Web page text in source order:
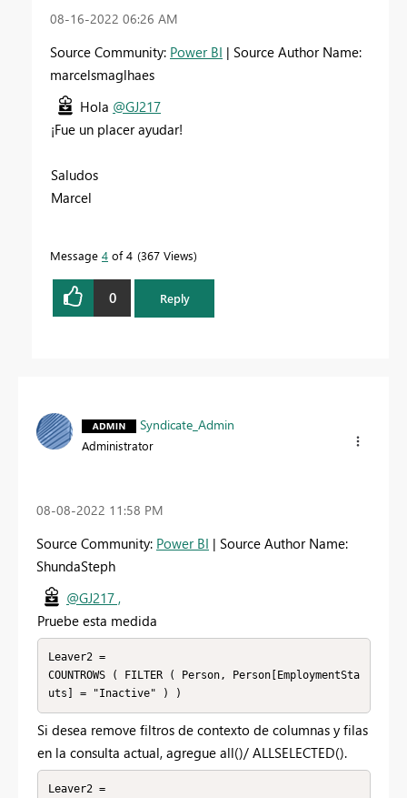
‎08-16-2022 06:26 AM
Source Community: Power BI | Source Author Name:
marcelsmaglhaes
Hola @GJ217
¡Fue un placer ayudar!
Saludos
Marcel
Message 4 of 4 367 Views
0 Reply
Syndicate_Admin
Administrator
‎08-08-2022 11:58 PM
Source Community: Power BI | Source Author Name:
ShundaSteph
@GJ217 ,
Pruebe esta medida
Leaver2 =
COUNTROWS ( FILTER ( Person, Person[EmploymentSta
uts] = "Inactive" ) )
Si desea remove filtros de contexto de columnas y filas
en la consulta actual, agregue all()/ ALLSELECTED().
Leaver2 =